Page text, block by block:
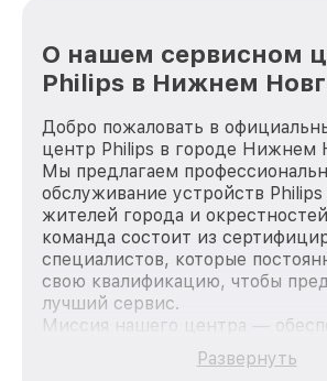
О нашем сервисном
Philips в Нижнем
Добро пожаловать в
центр Philips в городе Нижнем
Мы предлагаем
обслуживание устройств Philips
жителей города и
команда состоит из
специалистов, которые
свою квалификацию, чтобы
лучший сервис.
Миссия нашего центра —
качественный и доступный
каждого пользователя
Развернуть